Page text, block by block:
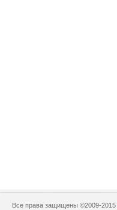
Все права защищены ©2009-2015